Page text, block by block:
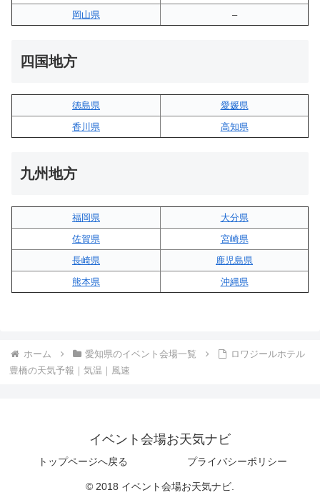
岡山県
–
四国地方
徳島県
愛媛県
香川県
高知県
九州地方
福岡県
大分県
佐賀県
宮崎県
長崎県
鹿児島県
熊本県
沖縄県
ホーム 愛知県のイベント会場一覧
ロワジールホテル
豊橋の天気予報｜気温｜風速
イベント会場お天気ナビ
トップページへ戻る プライバシーポリシー
© 2018 イベント会場お天気ナビ.